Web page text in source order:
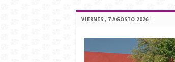
VIERNES , 7 AGOSTO 2026